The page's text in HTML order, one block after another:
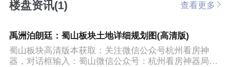
楼盘资讯(1) 查看更多
禹洲泊朗廷：蜀山板块土地详细规划图(高清版)
蜀山板块高清版本获取：关注微信公众号杭州看房神
器，对话框输入：蜀山微信公众号：杭州看房神器局部